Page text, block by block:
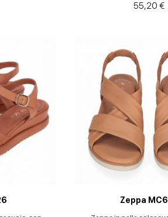
55,20 €
Zeppa